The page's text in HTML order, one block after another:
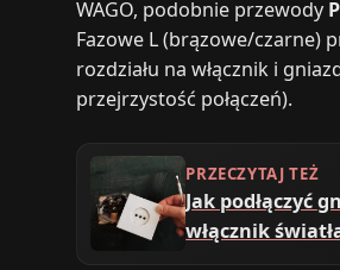
WAGO, podobnie przewody
Fazowe L (brązowe/czarne)
rozdziału na włącznik i
przejrzystość połączeń).
PRZECZYTAJ TEŻ
Jak podłączyć
włącznik